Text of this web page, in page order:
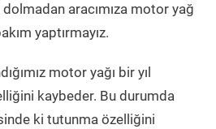
aracımıza motor yağ
yaptırmayız.
motor yağı bir yıl
kaybeder. Bu durumda
ki tutunma özelliğini